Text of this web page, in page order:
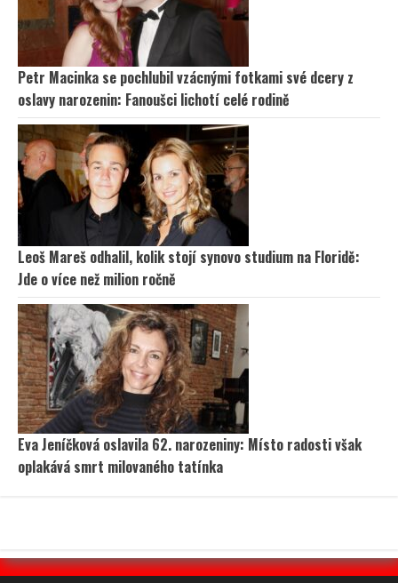
Petr Macinka se pochlubil vzácnými fotkami své dcery z
oslavy narozenin: Fanoušci lichotí celé rodině
Leoš Mareš odhalil, kolik stojí synovo studium na Floridě:
Jde o více než milion ročně
Eva Jeníčková oslavila 62. narozeniny: Místo radosti však
oplakává smrt milovaného tatínka